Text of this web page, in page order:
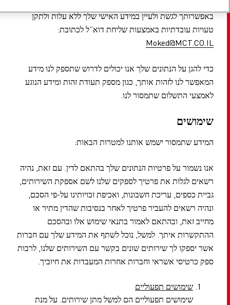
באפשרותך לגשת ולעיין במידע האישי שלך ללא עלות ולתקן
טעויות עובדתיות באמצעות שליחת דוא”ל לכתובת:
Moked@MCT.CO.IL
כדי להגן על הנתונים שלך אנו יכולים לדרוש שתספק לנו מידע
המאפשר לנו לזהות אותך, כגון מספק תעודת זהות ומידע הנוגע
לאמצעי התשלום שתמסור לנו.
שימושים
המידע שתמסור ישמש אותנו למטרות הבאות:
אנו נשמור על פרטיות הנתונים שלך בהתאם לדין. עם זאת, נהיה
רשאים לגלות את פרטיך לספקים שלנו לשם אספקת השירותים,
גביית כספים, עריכת חשבונות, ואכיפת זכויותינו על-פי הסכם,
ונהיה רשאים להעביר פרטיך לאחר בנסיבות שהדין מתיר או
מחייב זאת, ובהתאם לאמור בתנאי שימוש אלו ובהסכם
ההתקשרות איתך. למשל, נוכל לשתף את המידע שלך עם חברות
אשר יספקו לך שירותים שונים בקשר עם השירותים שלנו, לרבות
ספק כרטיסי אשראי וחברות אחרות המעבדות את חיוביך.
שימושים תפעוליים
שימושים תפעוליים הם למשל מתן שירותים. על מנת